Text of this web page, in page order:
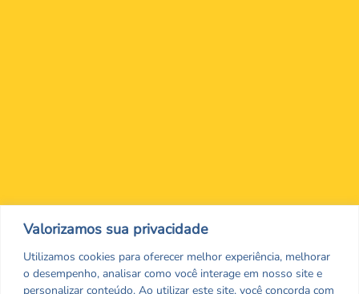
Valorizamos sua privacidade
Utilizamos cookies para oferecer melhor experiência, melhorar
o desempenho, analisar como você interage em nosso site e
personalizar conteúdo. Ao utilizar este site, você concorda com